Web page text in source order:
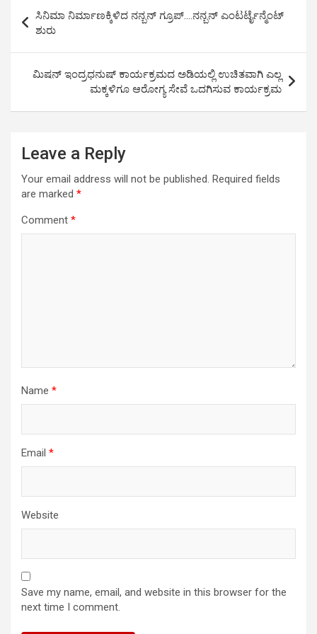
A
p
p
o
o
k
n
k
navigation
ಸಿನಿಮಾ ನಿರ್ಮಾಣಕ್ಕಿಳಿದ ನನ್ಬನ್ ಗ್ರೂಪ್….ನನ್ಬನ್ ಎಂಟರ್ಟೈನ್ಮೆಂಟ್
ಶುರು
ಮಿಷನ್ ಇಂದ್ರಧನುಷ್ ಕಾರ್ಯಕ್ರಮದ ಅಡಿಯಲ್ಲಿ ಉಚಿತವಾಗಿ ಎಲ್ಲ
ಮಕ್ಕಳಿಗೂ ಆರೋಗ್ಯ ಸೇವೆ ಒದಗಿಸುವ ಕಾರ್ಯಕ್ರಮ
Leave a Reply
Your email address will not be published. Required fields
are marked *
Comment *
Name *
Email *
Website
Save my name, email, and website in this browser for the
next time I comment.